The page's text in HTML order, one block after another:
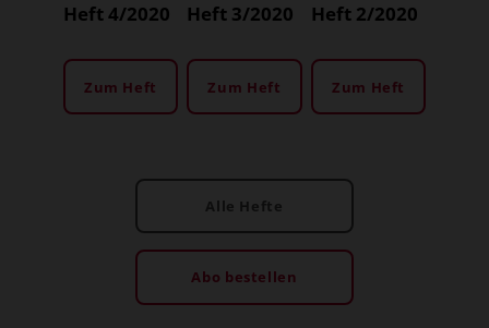
Heft 4/2020
Zum Heft
Heft 3/2020
Zum Heft
Heft 2/2020
Zum Heft
Alle Hefte
Abo bestellen